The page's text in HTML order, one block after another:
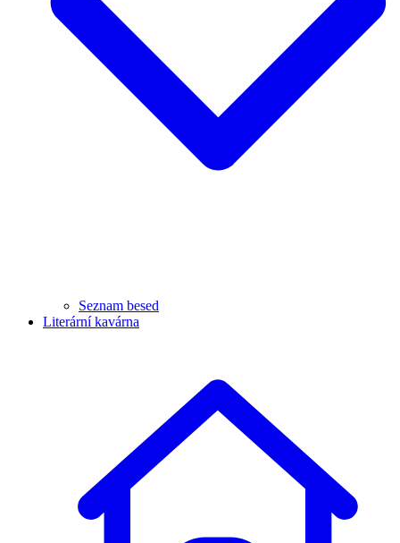
Seznam besed
Literární kavárna